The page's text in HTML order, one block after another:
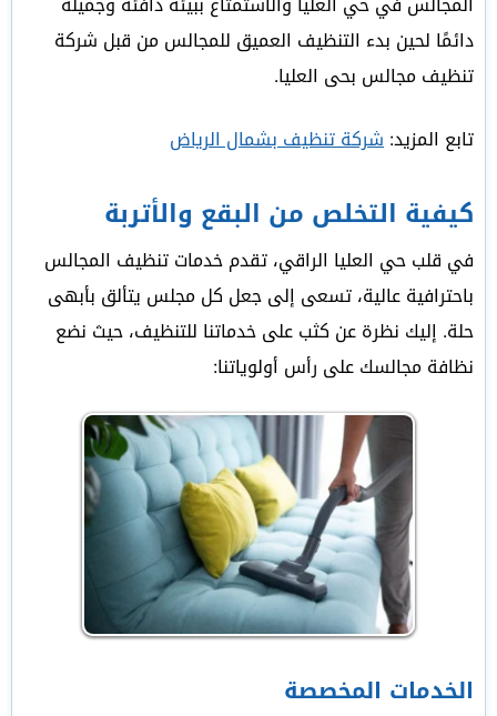
دائمًا لحين بدء التنظيف العميق للمجالس من قبل شركة
تنظيف مجالس بحى العليا.
تابع المزيد:شركة تنظيف بشمال الرياض
كيفية التخلص من البقع والأتربة
في قلب حي العليا الراقي، تقدم خدمات تنظيف المجالس
باحترافية عالية، تسعى إلى جعل كل مجلس يتألق بأبهى
حلة. إليك نظرة عن كثب على خدماتنا للتنظيف، حيث نضع
نظافة مجالسك على رأس أولوياتنا:
الخدمات المخصصة